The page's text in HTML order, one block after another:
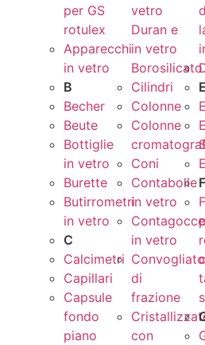
per GS
rotulex
Apparecchi
in vetro
B
Becher
Beute
Bottiglie
in vetro
Burette
Butirrometri
in vetro
C
Calcimetri
Capillari
Capsule
fondo
piano
vetro
Duran e
in vetro
Borosilicato
Cilindri
Colonne
Colonne
Coni
Contabolle
in vetro
Contagocce
in vetro
di
frazione
con
E
F